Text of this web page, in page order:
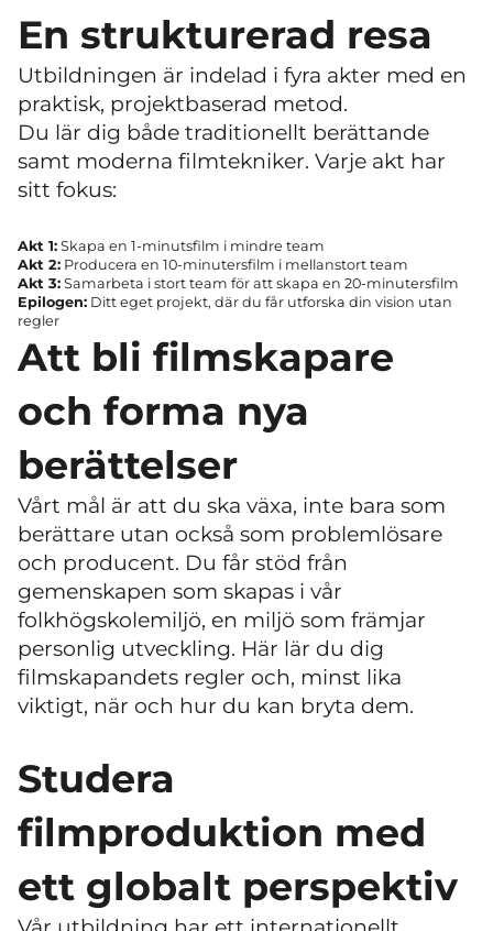
En strukturerad resa
Utbildningen är indelad i fyra akter med en
praktisk, projektbaserad metod.
Du lär dig både traditionellt berättande
samt moderna filmtekniker. Varje akt har
sitt fokus:
Akt 1: Skapa en 1-minutsfilm i mindre team
Akt 2: Producera en 10-minutersfilm i mellanstort team
Akt 3: Samarbeta i stort team för att skapa en 20-minutersfilm
Epilogen: Ditt eget projekt, där du får utforska din vision utan
regler
Att bli filmskapare
och forma nya
berättelser
Vårt mål är att du ska växa, inte bara som
berättare utan också som problemlösare
och producent. Du får stöd från
gemenskapen som skapas i vår
folkhögskolemiljö, en miljö som främjar
personlig utveckling. Här lär du dig
filmskapandets regler och, minst lika
viktigt, när och hur du kan bryta dem.
Studera
filmproduktion med
ett globalt perspektiv